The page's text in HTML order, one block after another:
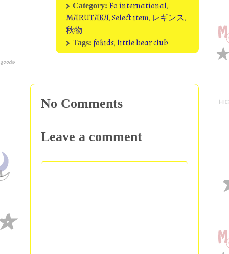
Category: Fo international,
MARUTAKA,Select item, レギンス,
秋物
Tags: fokids,little bear club
No Comments
Leave a comment